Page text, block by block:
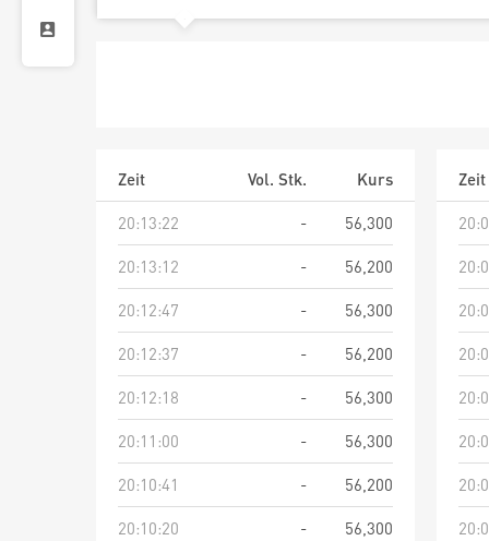
Zeit Vol. Stk.
Kurs
20:13:22
-
56,300
20:13:12
-
56,200
20:12:47
-
56,300
20:12:37
-
56,200
20:12:18
-
56,300
20:11:00
-
56,300
20:10:41
-
56,200
20:10:20
-
56,300
Zeit